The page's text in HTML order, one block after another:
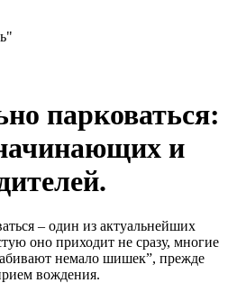
парковаться:
и
– один из актуальнейших
оно приходит не сразу, многие
немало шишек”, прежде
вождения.